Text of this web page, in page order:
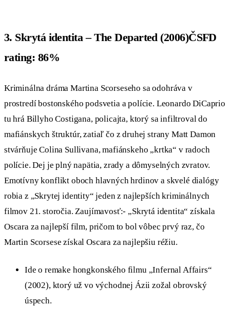
3. Skrytá identita – The Departed (2006)ČSFD
rating: 86%
Kriminálna dráma Martina Scorseseho sa odohráva v
prostredí bostonského podsvetia a polície. Leonardo DiCaprio
tu hrá Billyho Costigana, policajta, ktorý sa infiltroval do
mafiánskych štruktúr, zatiaľ čo z druhej strany Matt Damon
stvárňuje Colina Sullivana, mafiánskeho „krtka“ v radoch
polície. Dej je plný napätia, zrady a dômyselných zvratov.
Emotívny konflikt oboch hlavných hrdinov a skvelé dialógy
robia z „Skrytej identity“ jeden z najlepších kriminálnych
filmov 21. storočia. Zaujímavosť:- „Skrytá identita“ získala
Oscara za najlepší film, pričom to bol vôbec prvý raz, čo
Martin Scorsese získal Oscara za najlepšiu réžiu.
Ide o remake hongkonského filmu „Infernal Affairs“
(2002), ktorý už vo východnej Ázii zožal obrovský
úspech.